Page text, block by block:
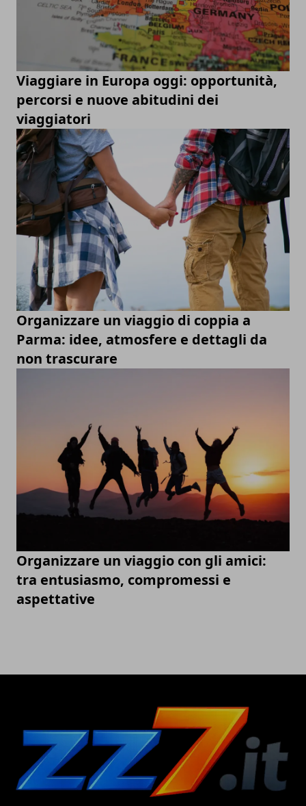
Viaggiare in Europa oggi: opportunità,
percorsi e nuove abitudini dei
viaggiatori
Organizzare un viaggio di coppia a
Parma: idee, atmosfere e dettagli da
non trascurare
Organizzare un viaggio con gli amici:
tra entusiasmo, compromessi e
aspettative